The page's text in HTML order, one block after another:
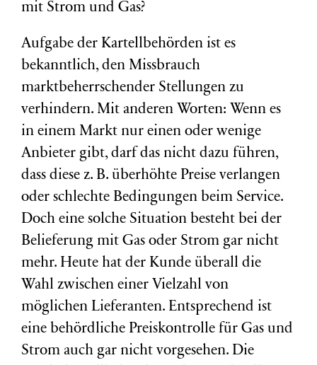
mit Strom und Gas?
Aufgabe der Kartellbehörden ist es
bekanntlich, den Missbrauch
marktbeherrschender Stellungen zu
verhindern. Mit anderen Worten: Wenn es
in einem Markt nur einen oder wenige
Anbieter gibt, darf das nicht dazu führen,
dass diese z. B. überhöhte Preise verlangen
oder schlechte Bedingungen beim Service.
Doch eine solche Situation besteht bei der
Belieferung mit Gas oder Strom gar nicht
mehr. Heute hat der Kunde überall die
Wahl zwischen einer Vielzahl von
möglichen Lieferanten. Entsprechend ist
eine behördliche Preiskontrolle für Gas und
Strom auch gar nicht vorgesehen. Die